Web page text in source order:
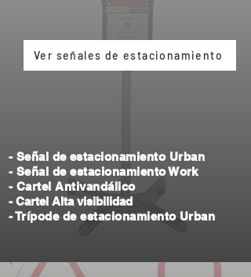
Ver señales de estacionamiento
- Señal de estacionamiento Urban
- Señal de estacionamiento Work
- Cartel Antivandálico
- Cartel Alta visibilidad
- Trípode de estacionamiento Urban